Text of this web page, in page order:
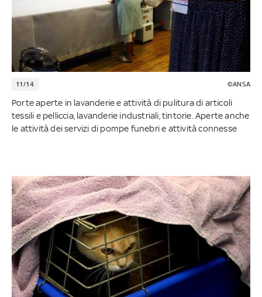
11/14 ©ANSA
Porte aperte in lavanderie e attività di pulitura di articoli
tessili e pelliccia, lavanderie industriali, tintorie. Aperte anche
le attività dei servizi di pompe funebri e attività connesse